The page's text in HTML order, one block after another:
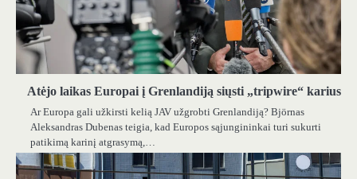
Atėjo laikas Europai į Grenlandiją siųsti „tripwire“ karius
Ar Europa gali užkirsti kelią JAV užgrobti Grenlandiją? Björnas
Aleksandras Dubenas teigia, kad Europos sąjungininkai turi sukurti
patikimą karinį atgrasymą,…